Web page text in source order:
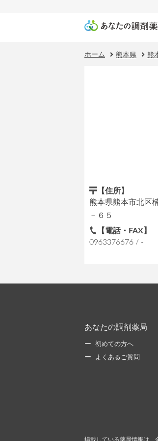
ホーム 熊本県 熊
【住所】
熊本県熊本市北区
－６５
【電話・FAX】
0963376676 / -
あなたの調剤薬局
初めての方へ
よくあるご質問
掲載している薬局情報は、